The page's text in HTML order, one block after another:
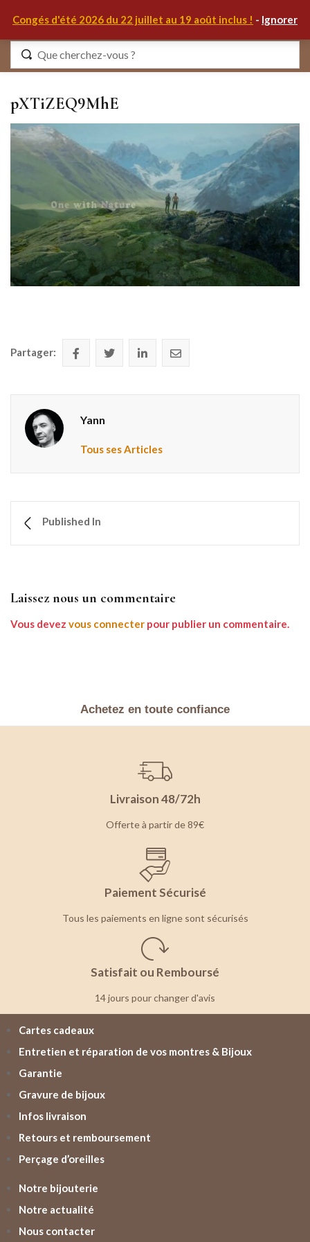
Congés d'été 2026 du 22 juillet au 19 août inclus ! - Ignorer
pXTiZEQ9MhE
Partager:
Yann
Tous ses Articles
Published In
Laissez nous un commentaire
Vous devez vous connecter pour publier un commentaire.
Achetez en toute confiance
Livraison 48/72h
Offerte à partir de 89€
Paiement Sécurisé
Tous les paiements en ligne sont sécurisés
Satisfait ou Remboursé
14 jours pour changer d'avis
Cartes cadeaux
Entretien et réparation de vos montres & Bijoux
Garantie
Gravure de bijoux
Infos livraison
Retours et remboursement
Perçage d’oreilles
Notre bijouterie
Notre actualité
Nous contacter
Identifiez-vous
Se souvenir de moi Mot de passe oublié ?
S'IDENTIFIER
MON COMPTE